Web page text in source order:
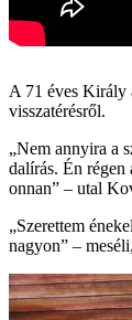
A 71 éves Király
visszatérésről.
„Nem annyira a
dalírás. Én
onnan” – utal
„Szerettem
nagyon” –